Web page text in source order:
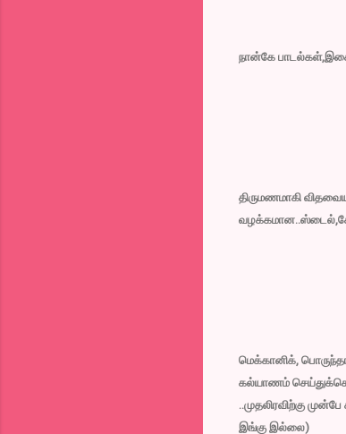
நான்கே பாடல்கள்,இசை
திருமணமாகி
மெக்கானிக்,
கல்யாணம்
..முதலிரவிற்கு
இங்கு இல்லை)